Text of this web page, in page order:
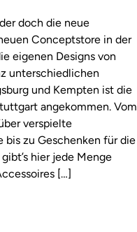
doch die neue
Conceptstore in der
eigenen Designs von
unterschiedlichen
und Kempten ist die
angekommen. Vom
verspielte
bis zu Geschenken für die
hier jede Menge
[…]